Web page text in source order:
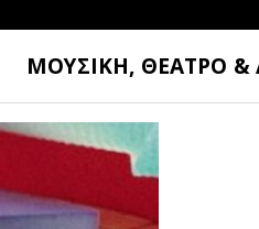
ΜΟΥΣΙΚΗ, ΘΕΑΤΡΟ &